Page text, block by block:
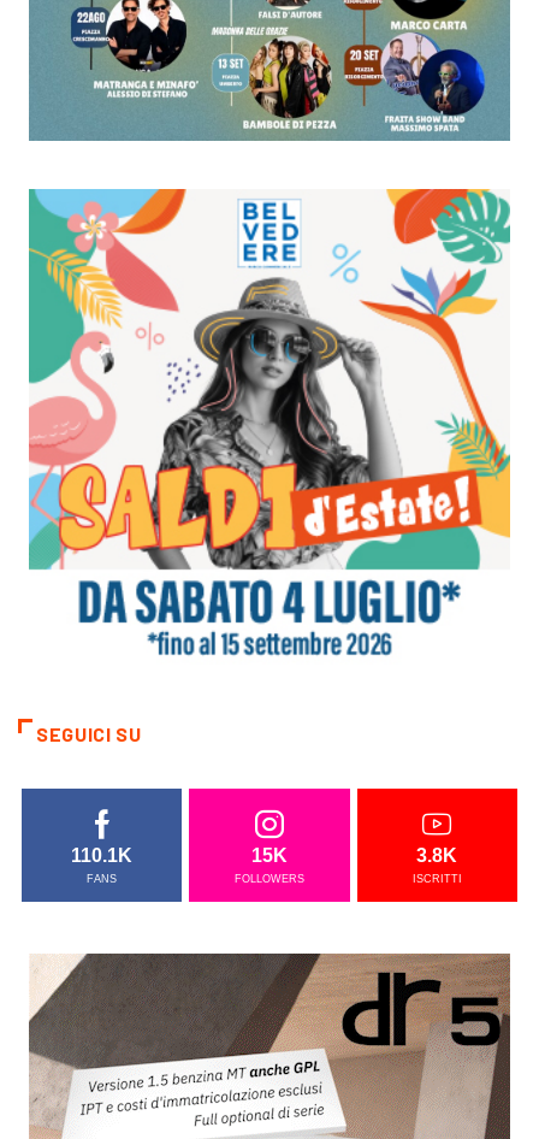
SEGUICI SU
110.1K
FANS
15K
FOLLOWERS
3.8K
ISCRITTI